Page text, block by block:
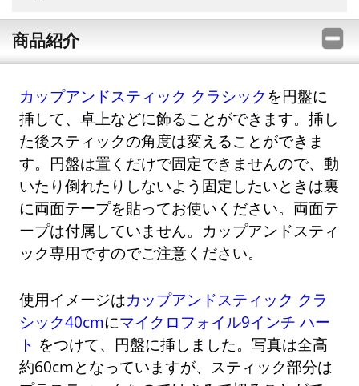
商品紹介
カップアンドスティック クラシック を円盤に
挿して、卓上などに飾ることができます。挿し
た後スティックの角度は変えることができま
す。円盤は置くだけで固定できませんので、動
いたり倒れたりしないよう固定したいときは裏
に両面テープを貼ってお使いください。両面テ
ープは付属していません。カップアンドスティ
ック専用ですのでご注意ください。
使用イメージはカップアンドスティック クラ
シック40cmにマイクロフォイル9インチ ハー
ト をつけて、円盤に挿しました。写真は全高
約60cmとなっていますが、スティック部分は